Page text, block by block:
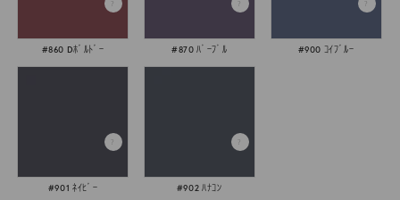
#860 Dﾎﾞﾙﾄﾞｰ #870 ﾊﾟｰﾌﾟﾙ #900 ｺｲﾌﾞﾙｰ
#901 ﾈｲﾋﾞｰ #902 ﾊﾅｺﾝ